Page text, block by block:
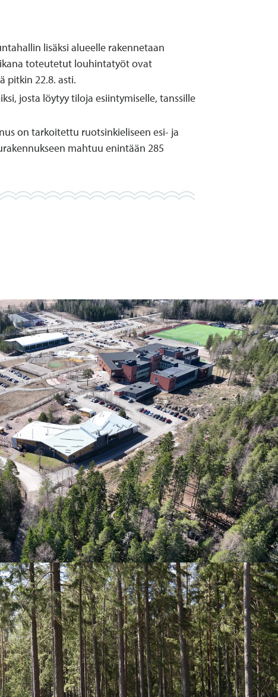
lisäksi alueelle rakennetaan
toteutetut louhintatyöt ovat
pitkin 22.8. asti.
josta löytyy tiloja esiintymiselle, tanssille
on tarkoitettu ruotsinkieliseen esi- ja
mahtuu enintään 285